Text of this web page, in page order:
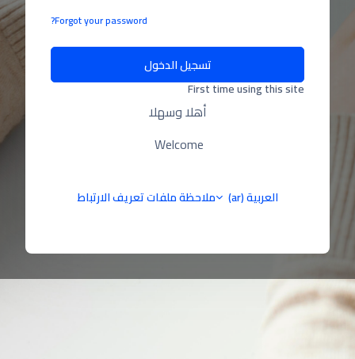
Forgot your password?
تسجيل الدخول
First time using this site
أهلا وسهلا
Welcome
العربية ‎(ar)‎ ملاحظة ملفات تعريف الارتباط